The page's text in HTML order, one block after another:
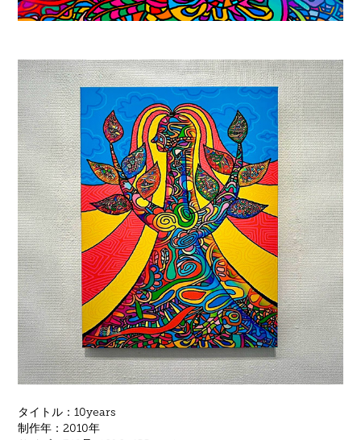
タイトル：10years
制作年：2010年